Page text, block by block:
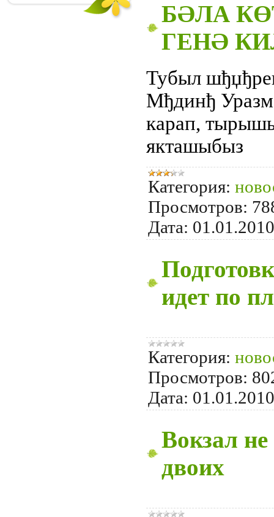
БӘЛА
ГЕНӘ
Тубыл
Мђдинђ
карап,
якташыбыз
Категория:
Просмотров:
Дата: 01.01.2010
идет по
Категория:
Просмотров:
Дата: 01.01.2010
Вокзал
двоих